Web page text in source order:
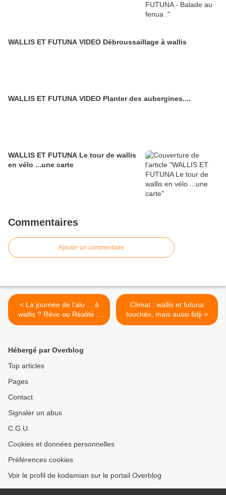
WALLIS ET FUTUNA VIDEO Débroussaillage à wallis
WALLIS ET FUTUNA VIDEO Planter des aubergines....
WALLIS ET FUTUNA Le tour de wallis
en vélo ...une carte
Commentaires
Ajouter un commentaire
< La journée de l'alu ... à
wallis ? Rêve ou Réalité ?
ALU ALU
Climat : wallis et futuna
touchés, mais aussi fidji >
Hébergé par Overblog
Top articles
Pages
Contact
Signaler un abus
C.G.U.
Cookies et données personnelles
Préférences cookies
Voir le profil de kodamian sur le portail Overblog